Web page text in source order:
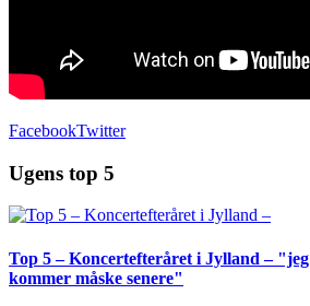
FacebookTwitter
Ugens top 5
Top 5 – Koncertefteråret i Jylland – "jeg
kommer måske senere"